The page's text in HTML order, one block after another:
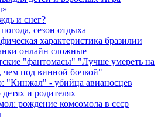
и снег?
сезон отдыха
характеристика бразилии
онлайн сложные
"фантомасы" "Лучше умереть на
чем под винной бочкой"
"Кинжал" - убийца авианосцев
и родителях
рождение комсомола в ссср